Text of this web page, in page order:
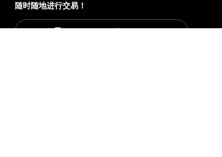
随时随地进行交易！
Download Bybit App